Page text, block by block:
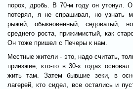
порох, дробь. В 70-м году он утонул.
потерял, я не спрашивал, но узнать
рыжий, обыкновенный, седоватый,
среднего роста, прижимистый, как
Он тоже пришел с Печеры к нам.
Местные жители - это, надо считать,
приезжие, кто-то в 30-х годах
жить там. Затем бывшие зеки, в
лагерей, кто сидел, все остались и